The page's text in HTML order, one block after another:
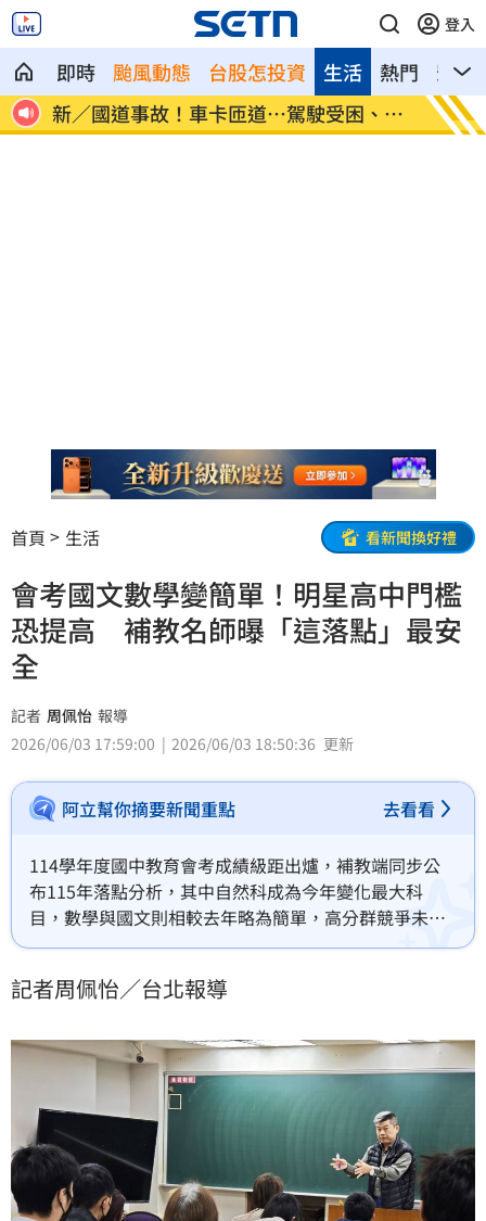
登入
即時 颱風動態 台股怎投資 熱門 影音
生活
」
新／國道事故！車卡匝道…駕駛受困、昏
迷
7縣
天
首頁 生活 看新聞換好禮
會考國文數學變簡單！明星高中門檻
恐提高 補教名師曝「這落點」最安
全
記者 周佩怡 報導
2026/06/03 17:59:00
2026/06/03 18:50:36 更新
阿立幫你摘要新聞重點 去看看
114學年度國中教育會考成績級距出爐，補教端同步公
布115年落點分析，其中自然科成為今年變化最大科
目，數學與國文則相較去年略為簡單，高分群競爭未見
降溫，大臺北與桃竹苗多所明星高中錄取門檻仍維持高
記者周佩怡／台北報導